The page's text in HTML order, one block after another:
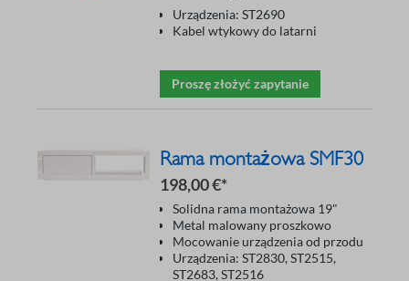
Urządzenia: ST2690
Kabel wtykowy do latarni
Proszę złożyć zapytanie
Rama montażowa SMF30
198,00 €*
Solidna rama montażowa 19"
Metal malowany proszkowo
Mocowanie urządzenia od przodu
Urządzenia: ST2830, ST2515,
ST2683, ST2516